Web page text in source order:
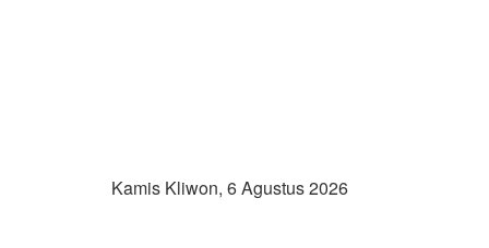
Kamis Kliwon, 6 Agustus 2026